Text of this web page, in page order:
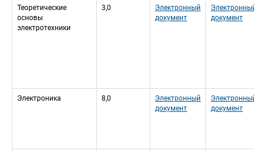
Теоретические
основы
электротехники
3,0
Электронный
документ
Электронный
документ
Электроника 8,0
Электронный
документ
Электронный
документ